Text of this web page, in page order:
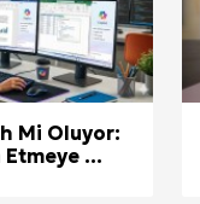
Mi Oluyor:
...